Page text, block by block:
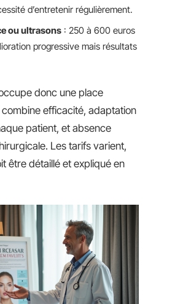
d’entretenir régulièrement.
ou ultrasons : 250 à 600 euros
progressive mais résultats
donc une place
efficacité, adaptation
patient, et absence
Les tarifs varient,
être détaillé et expliqué en